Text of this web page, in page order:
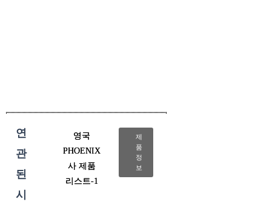
연
관
된
시
영국
PHOENIX
사 제품
리스트-1
제
품
정
보